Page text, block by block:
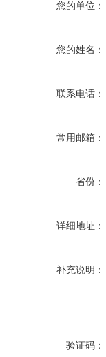
您的单位：
您的姓名：
联系电话：
常用邮箱：
省份：
详细地址：
补充说明：
验证码：